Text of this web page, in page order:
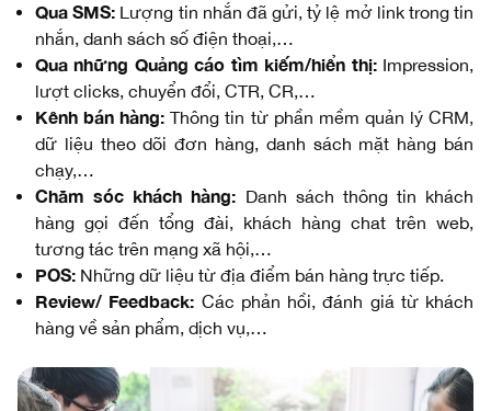
Qua SMS: Lượng tin nhắn đã gửi, tỷ lệ mở link trong tin
nhắn, danh sách số điện thoại,…
Qua những Quảng cáo tìm kiếm/hiển thị:Impression,
lượt clicks, chuyển đổi, CTR, CR,…
Kênh bán hàng: Thông tin từ phần mềm quản lý CRM,
dữ liệu theo dõi đơn hàng, danh sách mặt hàng bán
chạy,…
Chăm sóc khách hàng: Danh sách thông tin khách
hàng gọi đến tổng đài, khách hàng chat trên web,
tương tác trên mạng xã hội,…
POS: Những dữ liệu từ địa điểm bán hàng trực tiếp.
Review/ Feedback: Các phản hồi, đánh giá từ khách
hàng về sản phẩm, dịch vụ,…